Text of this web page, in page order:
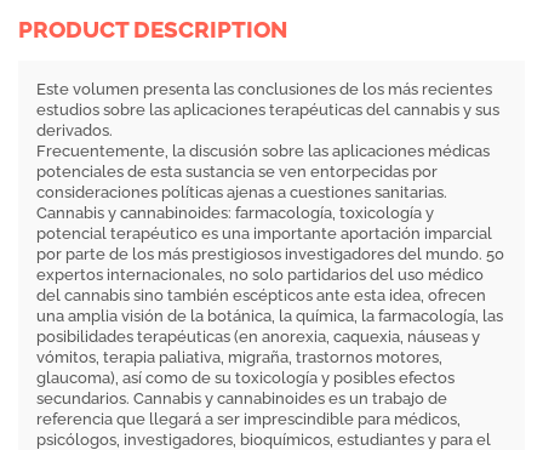
PRODUCT DESCRIPTION
Este volumen presenta las conclusiones de los más recientes
estudios sobre las aplicaciones terapéuticas del cannabis y sus
derivados.
Frecuentemente, la discusión sobre las aplicaciones médicas
potenciales de esta sustancia se ven entorpecidas por
consideraciones políticas ajenas a cuestiones sanitarias.
Cannabis y cannabinoides: farmacología, toxicología y
potencial terapéutico es una importante aportación imparcial
por parte de los más prestigiosos investigadores del mundo. 50
expertos internacionales, no solo partidarios del uso médico
del cannabis sino también escépticos ante esta idea, ofrecen
una amplia visión de la botánica, la química, la farmacología, las
posibilidades terapéuticas (en anorexia, caquexia, náuseas y
vómitos, terapia paliativa, migraña, trastornos motores,
glaucoma), así como de su toxicología y posibles efectos
secundarios. Cannabis y cannabinoides es un trabajo de
referencia que llegará a ser imprescindible para médicos,
psicólogos, investigadores, bioquímicos, estudiantes y para el